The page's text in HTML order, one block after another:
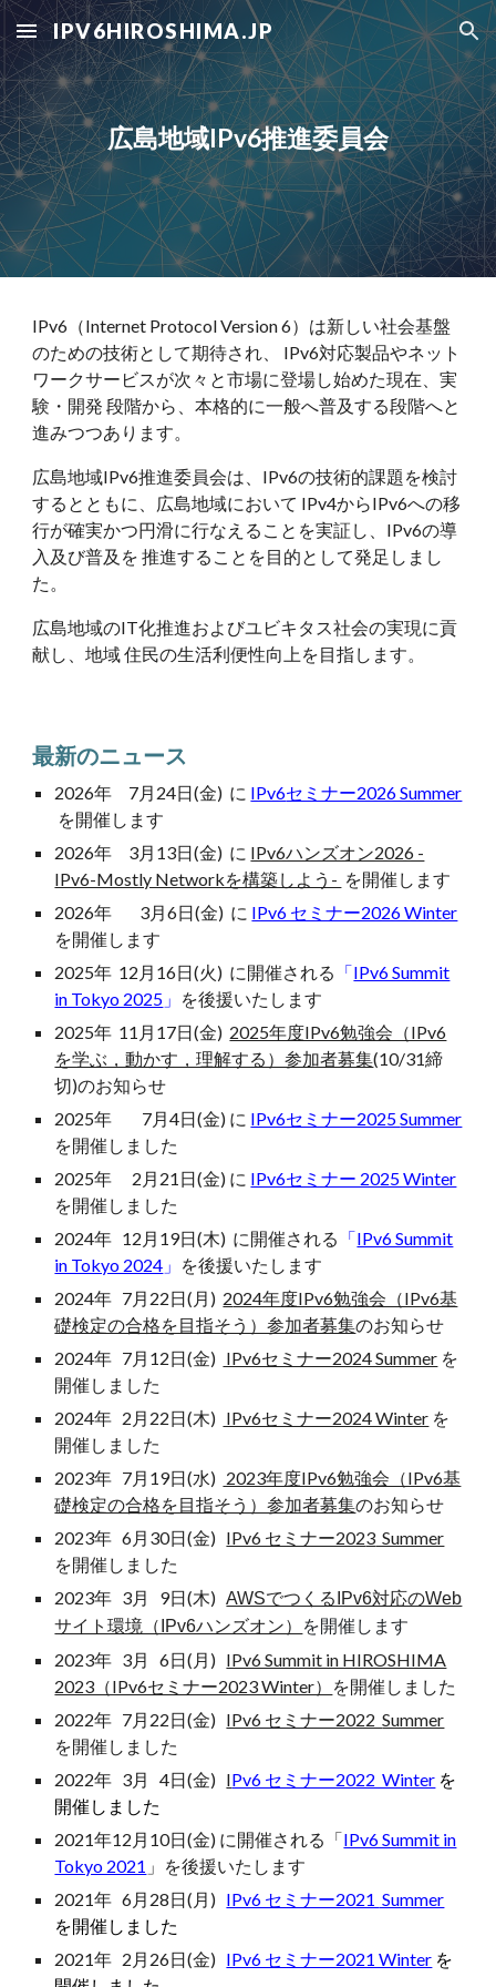
Skip to main content Skip to navigation
IPV6HIROSHIMA.JP
広島地域IPv6推進委員会
IPv6（Internet Protocol Version 6）は新しい社会基盤
のための技術として期待され、 IPv6対応製品やネット
ワークサービスが次々と市場に登場し始めた現在、実
験・開発 段階から、本格的に一般へ普及する段階へと
進みつつあります。
広島地域IPv6推進委員会は、IPv6の技術的課題を検討
するとともに、広島地域において IPv4からIPv6への移
行が確実かつ円滑に行なえることを実証し、IPv6の導
入及び普及を 推進することを目的として発足しまし
た。
広島地域のIT化推進およびユビキタス社会の実現に貢
献し、地域 住民の生活利便性向上を目指します。
最新のニュース
2026年 7月 24日(金) に IPv6セミナー2026 Summer
を開催します
2026年 3月13日(金) に IPv6ハンズオン2026 -
IPv6-Mostly Networkを構築しよう- を開催します
2026年 3月6日(金) に IPv6 セミナー2026 Winter
を開催します
2025年 12月16日(火) に開催される 「IPv6 Summit
in Tokyo 2025 」 を後援いたします
2025年 11月17日(金) 2025年度IPv6勉強会（IPv6
を学ぶ，動かす，理解する）参加者募集(10/31締
切)のお知らせ
2025年 7月4日(金) に IPv6セミナー2025Summer
を開催しま した
2025年 2 月 21 日(金) に IPv6セミナー 2025 Winter
を開催 し ました
2024年 12 月 19日(木) に開催される 「IPv6 Summit
in Tokyo 2024 」 を後援いたします
2024年 7月 22日( 月 ) 2024年度IPv6勉強会（IPv6基
礎検定の合格を目指そう）参加者募集のお知らせ
2024年 7月 12日(金) IPv6セミナー2024 Summer を
開催し ました
2024年 2 月 22日(木) IPv6セミナー2024 Winter を
開催しました
2023年 7月19日(水) 2023年度IPv6勉強会（IPv6基
礎検定の合格を目指そう）参加者募集のお知らせ
2023年6月 30日(金) IPv6 セミナー2023 Summer
を開催 しました
2023年 3月 9日(木)AWSでつくるIPv6対応のWeb
サイト環境（IPv6ハンズオン） を開催します
2023年 3月6日( 月 ) IPv6 Summit in HIROSHIMA
2023（IPv6セミナー2023 Winter） を開催しました
2022年 7月 22日(金) IPv6 セミナー2022Summer
を開催しました
2022年 3月4日(金) IPv6 セミナー2022 Winter を
開催しました
2021年12月10日(金) に開催される「IPv6 Summit in
Tokyo 2021 」を後援いたします
2021年6月 28日( 月 ) IPv6 セミナー2021 Summer
を開催しました
2021年 2月26日(金) IPv6 セミナー2021 Winter を